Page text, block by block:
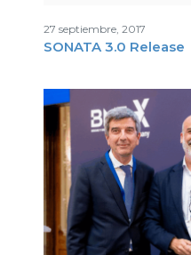
27 septiembre, 2017
SONATA 3.0 Release